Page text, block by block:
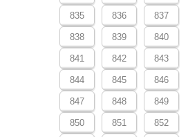
835 836 837
838 839 840
841 842 843
844 845 846
847 848 849
850 851 852